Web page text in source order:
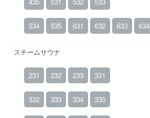
534 535 631 632 633 634
スチームサウナ
231 232 233 331
332 333 334 335